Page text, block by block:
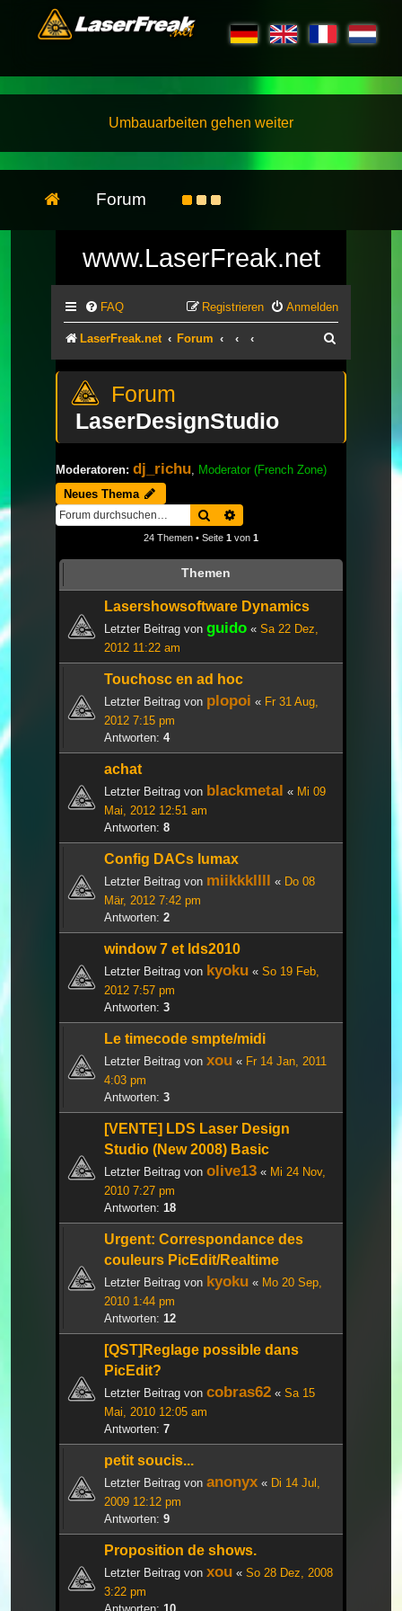
Umbauarbeiten gehen weiter
Forum
www.LaserFreak.net
FAQ Anmelden
Registrieren
LaserFreak.net Forum
LaserDesignStudio
Moderatoren: dj_richu Moderator (French Zone)
Neues Thema
Suche
24 Themen • Seite 1 von 1
Themen
Lasershowsoftware Dynamics
Letzter Beitrag von guido « Sa 22 Dez,
2012 11:22 am
Touchosc en ad hoc
Letzter Beitrag von plopoi « Fr 31 Aug,
2012 7:15 pm
Antworten: 4
achat
Letzter Beitrag von blackmetal « Mi 09
Mai, 2012 12:51 am
Antworten: 8
Config DACs lumax
Letzter Beitrag von miikkkllll « Do 08
Mär, 2012 7:42 pm
Antworten: 2
window 7 et lds2010
Letzter Beitrag von kyoku « So 19 Feb,
2012 7:57 pm
Antworten: 3
Le timecode smpte/midi
Letzter Beitrag von xou « Fr 14 Jan, 2011
4:03 pm
Antworten: 3
[VENTE] LDS Laser Design
Studio (New 2008) Basic
Letzter Beitrag von olive13 « Mi 24 Nov,
2010 7:27 pm
Antworten: 18
Urgent: Correspondance des
couleurs PicEdit/Realtime
Letzter Beitrag von kyoku « Mo 20 Sep,
2010 1:44 pm
Antworten: 12
[QST]Reglage possible dans
PicEdit?
Letzter Beitrag von cobras62 « Sa 15
Mai, 2010 12:05 am
Antworten: 7
petit soucis...
Letzter Beitrag von anonyx « Di 14 Jul,
2009 12:12 pm
Antworten: 9
Proposition de shows.
Letzter Beitrag von xou « So 28 Dez, 2008
3:22 pm